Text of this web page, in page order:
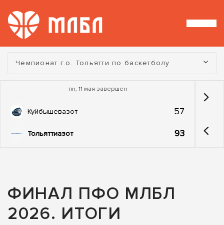
Турнир:
Чемпионат г.о. Тольятти по баскетболу
пн, 11 мая завершен
Куйбышевазот 57
Тольяттиазот 93
ФИНАЛ ПФО МЛБЛ
2026. ИТОГИ